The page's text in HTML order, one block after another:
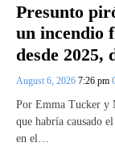
Presunto
un incendio
desde 2025,
August 6, 2026 7:26 pm
Por Emma Tucker y
que habría causado
en el…